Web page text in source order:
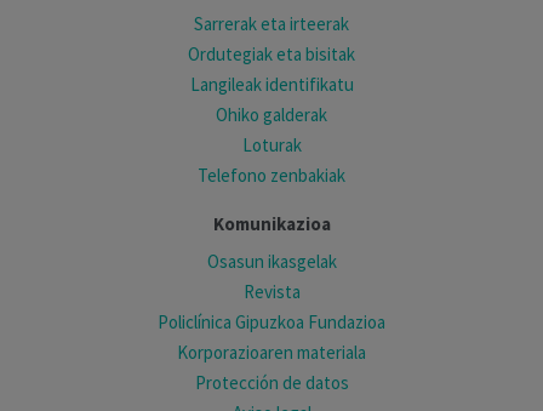
Sarrerak eta irteerak
Ordutegiak eta bisitak
Langileak identifikatu
Ohiko galderak
Loturak
Telefono zenbakiak
Komunikazioa
Osasun ikasgelak
Revista
Policlínica Gipuzkoa Fundazioa
Korporazioaren materiala
Protección de datos